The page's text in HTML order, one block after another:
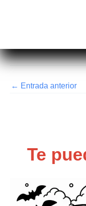
← Entrada anterior
Te